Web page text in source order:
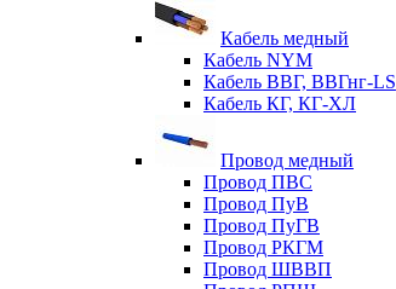
Кабель медный
Кабель NYM
Кабель ВВГ, ВВГнг-LS
Кабель КГ, КГ-ХЛ
Провод медный
Провод ПВС
Провод ПуВ
Провод ПуГВ
Провод РКГМ
Провод ШВВП